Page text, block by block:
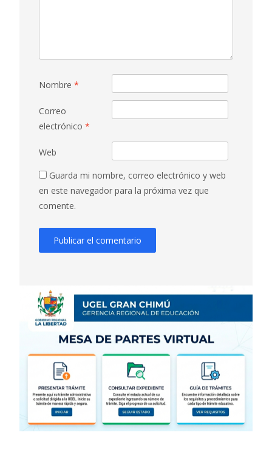
Nombre *
Correo
electrónico *
Web
Guarda mi nombre, correo electrónico y web
en este navegador para la próxima vez que
comente.